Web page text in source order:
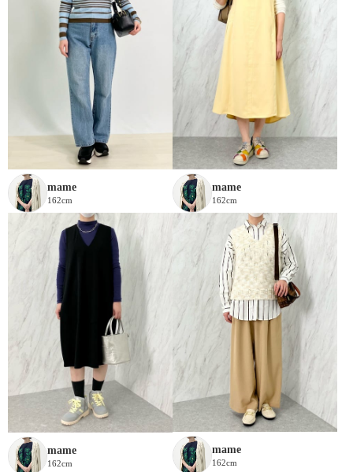
mame
162cm
mame
162cm
mame
162cm
mame
162cm